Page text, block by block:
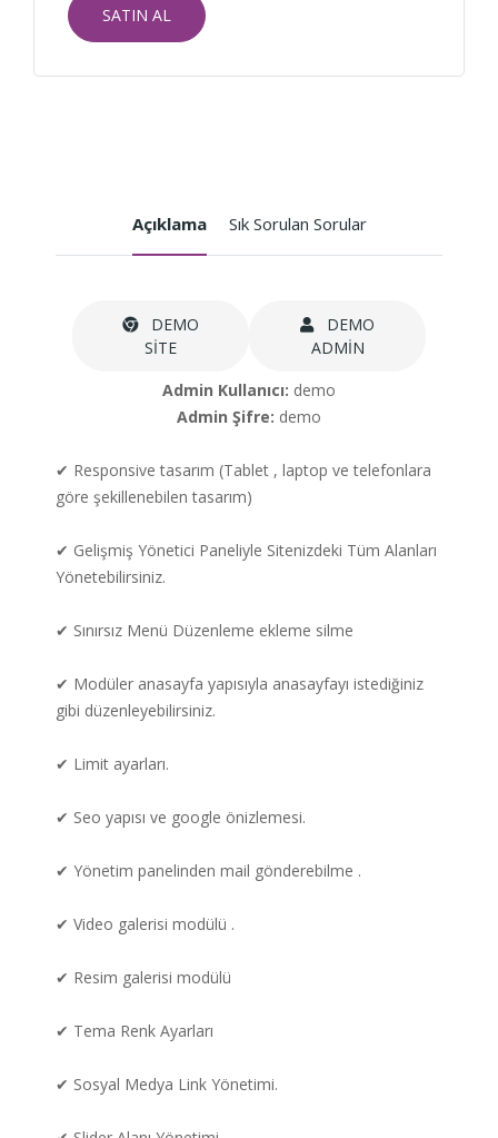
SATIN AL
Açıklama Sık Sorulan Sorular
DEMO
SİTE
DEMO
ADMİN
Admin Kullanıcı: demo
Admin Şifre: demo
✔ Responsive tasarım (Tablet , laptop ve telefonlara
göre şekillenebilen tasarım)
✔ Gelişmiş Yönetici Paneliyle Sitenizdeki Tüm Alanları
Yönetebilirsiniz.
✔ Sınırsız Menü Düzenleme ekleme silme
✔ Modüler anasayfa yapısıyla anasayfayı istediğiniz
gibi düzenleyebilirsiniz.
✔ Limit ayarları.
✔ Seo yapısı ve google önizlemesi.
✔ Yönetim panelinden mail gönderebilme .
✔ Video galerisi modülü .
✔ Resim galerisi modülü
✔ Tema Renk Ayarları
✔ Sosyal Medya Link Yönetimi.